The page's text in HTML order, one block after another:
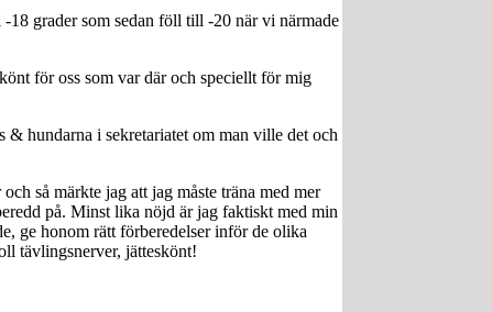
grader som sedan föll till -20 när vi närmade
för oss som var där och speciellt för mig
hundarna i sekretariatet om man ville det och
så märkte jag att jag måste träna med mer
på. Minst lika nöjd är jag faktiskt med min
ge honom rätt förberedelser inför de olika
tävlingsnerver, jätteskönt!